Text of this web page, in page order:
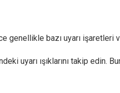
genellikle bazı uyarı işaretleri
uyarı ışıklarını takip edin.